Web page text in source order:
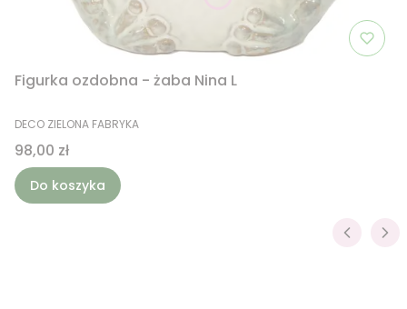
Figurka ozdobna - żaba Nina L
PRODUCENT
DECO ZIELONA FABRYKA
Cena
98,00 zł
Do koszyka